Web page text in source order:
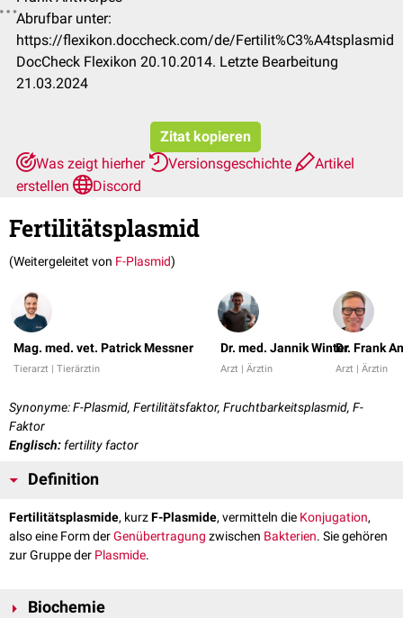
Abrufbar unter:
https://flexikon.doccheck.com/de/Fertilit%C3%A4tsplasmid
DocCheck Flexikon 20.10.2014. Letzte Bearbeitung
21.03.2024
Zitat kopieren
Was zeigt hierher
Versionsgeschichte
Artikel
erstellen
Discord
Fertilitätsplasmid
(Weitergeleitet von F-Plasmid)
Mag. med. vet. Patrick Messner
Tierarzt | Tierärztin
Dr. med. Jannik Winter
Arzt | Ärztin
Dr. Frank
Arzt | Ärztin
Synonyme: F-Plasmid, Fertilitätsfaktor, Fruchtbarkeitsplasmid, F-
Faktor
Englisch:fertility factor
Definition
Fertilitätsplasmide, kurzF-Plasmide, vermitteln die Konjugation,
also eine Form derGenübertragung zwischen Bakterien. Sie gehören
zur Gruppe der Plasmide.
Biochemie